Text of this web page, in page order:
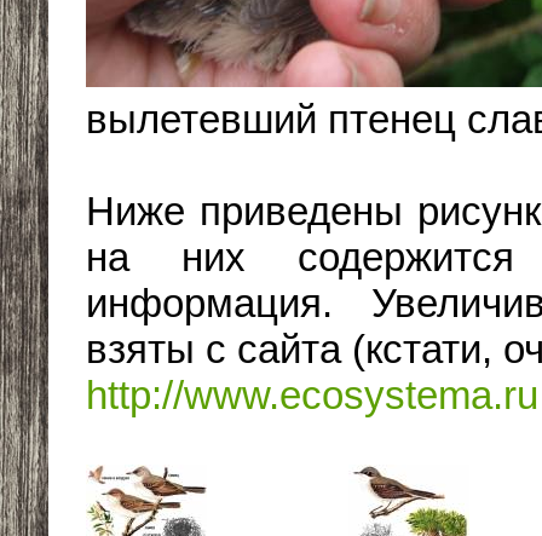
вылетевший птенец
Ниже приведены
на них содержится
информация.
взяты с сайта (кстати,
http://www.ecosystema.ru